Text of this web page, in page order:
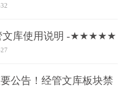
库使用说明 -★★★★★
要公告！经管文库板块禁